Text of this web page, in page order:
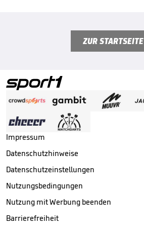
ZUR STARTSEITE
Impressum
Datenschutzhinweise
Datenschutzeinstellungen
Nutzungsbedingungen
Nutzung mit Werbung beenden
Barrierefreiheit